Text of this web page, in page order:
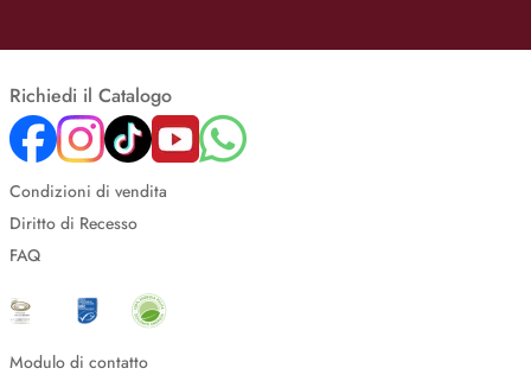
Richiedi il Catalogo
Condizioni di vendita
Diritto di Recesso
FAQ
Modulo di contatto